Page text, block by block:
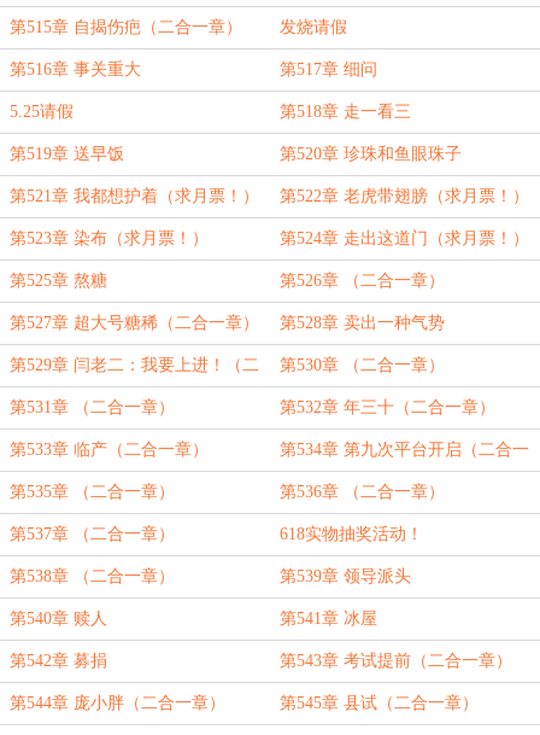
第515章 自揭伤疤（二合一章） 发烧请假
第516章 事关重大 第517章 细问
5.25请假 第518章 走一看三
第519章 送早饭 第520章 珍珠和鱼眼珠子
第521章 我都想护着（求月票！） 第522章 老虎带翅膀（求月票！）
第523章 染布（求月票！） 第524章 走出这道门（求月票！）
第525章 熬糖 第526章 （二合一章）
第527章 超大号糖稀（二合一章） 第528章 卖出一种气势
第529章 闫老二：我要上进！（二
合一章）
第530章 （二合一章）
第531章 （二合一章） 第532章 年三十（二合一章）
第533章 临产（二合一章） 第534章 第九次平台开启（二合一
章）
第535章 （二合一章） 第536章 （二合一章）
第537章 （二合一章） 618实物抽奖活动！
第538章 （二合一章） 第539章 领导派头
第540章 赎人 第541章 冰屋
第542章 募捐 第543章 考试提前（二合一章）
第544章 庞小胖（二合一章） 第545章 县试（二合一章）